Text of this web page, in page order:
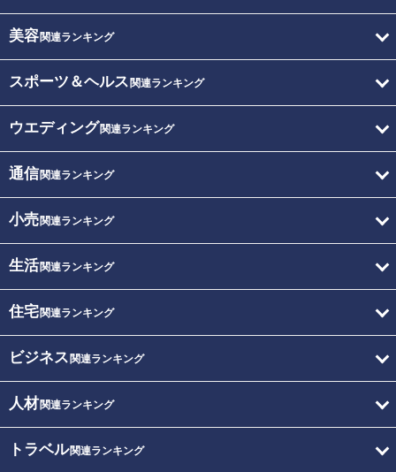
美容関連ランキング
スポーツ＆ヘルス 関連ランキング
ウエディング関連ランキング
通信関連ランキング
小売関連ランキング
生活関連ランキング
住宅関連ランキング
ビジネス 関連ランキング
人材関連ランキング
トラベル関連ランキング